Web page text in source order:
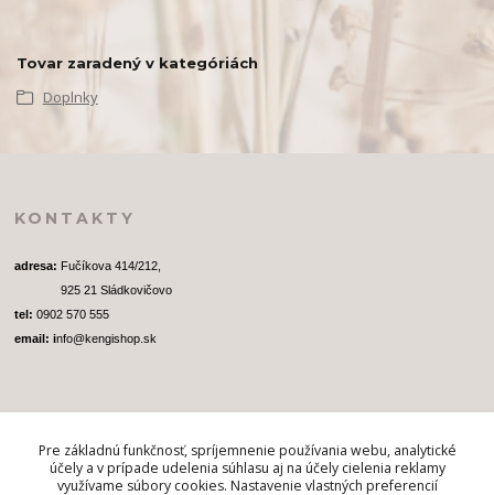
Tovar zaradený v kategóriách
Doplnky
KONTAKTY
adresa: Fučíkova 414/212,
              925 21 Sládkovičovo
tel: 0902 570 555
email: info@kengishop.sk
SLEDUJTE NÁS
Pre základnú funkčnosť, spríjemnenie používania webu, analytické
účely a v prípade udelenia súhlasu aj na účely cielenia reklamy
využívame súbory cookies. Nastavenie vlastných preferencií